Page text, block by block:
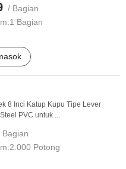
/ Bagian
1 Bagian
8 Inci Katup Kupu Tipe Lever
PVC untuk ...
Bagian
2.000 Potong